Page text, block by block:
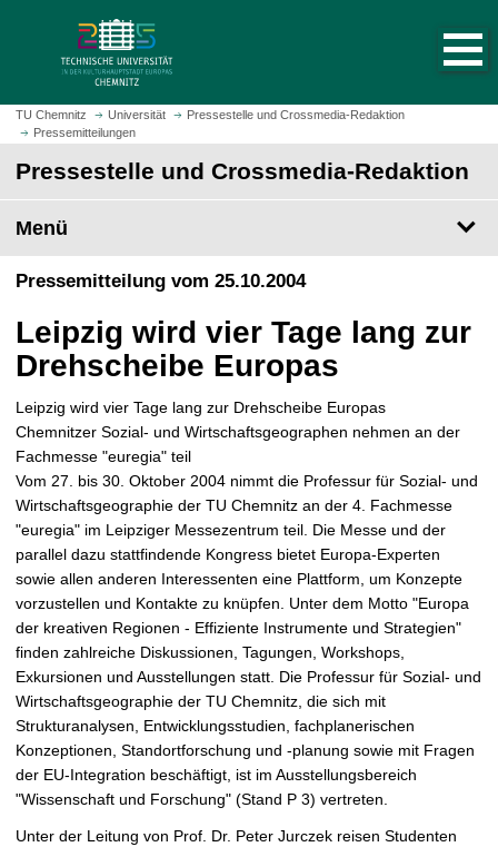
m
H
t
s
i
e
a
u
r
u
f
e
n
TU Chemnitz Universität
Pressestelle und Crossmedia-Redaktion
Pressemitteilungen
Pressestelle und Crossmedia-Redaktion
Menü
Pressemitteilung vom 25.10.2004
Leipzig wird vier Tage lang zur
Drehscheibe Europas
Leipzig wird vier Tage lang zur Drehscheibe Europas
Chemnitzer Sozial- und Wirtschaftsgeographen nehmen an der
Fachmesse "euregia" teil
Vom 27. bis 30. Oktober 2004 nimmt die Professur für Sozial- und
Wirtschaftsgeographie der TU Chemnitz an der 4. Fachmesse
"euregia" im Leipziger Messezentrum teil. Die Messe und der
parallel dazu stattfindende Kongress bietet Europa-Experten
sowie allen anderen Interessenten eine Plattform, um Konzepte
vorzustellen und Kontakte zu knüpfen. Unter dem Motto "Europa
der kreativen Regionen - Effiziente Instrumente und Strategien"
finden zahlreiche Diskussionen, Tagungen, Workshops,
Exkursionen und Ausstellungen statt. Die Professur für Sozial- und
Wirtschaftsgeographie der TU Chemnitz, die sich mit
Strukturanalysen, Entwicklungsstudien, fachplanerischen
Konzeptionen, Standortforschung und -planung sowie mit Fragen
der EU-Integration beschäftigt, ist im Ausstellungsbereich
"Wissenschaft und Forschung" (Stand P 3) vertreten.
Unter der Leitung von Prof. Dr. Peter Jurczek reisen Studenten